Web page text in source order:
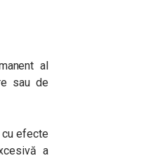
al
sau de
cu efecte
a